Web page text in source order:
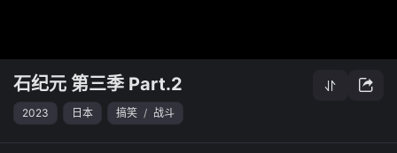
石纪元 第三季 Part.2
2023 日本 搞笑 / 战斗